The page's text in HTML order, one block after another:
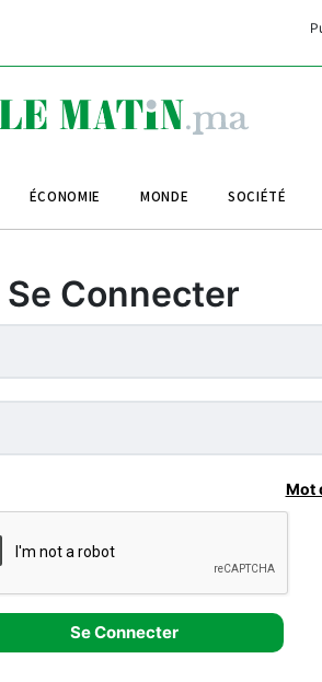
ÉCONOMIE MONDE SOCIÉTÉ
Se Connecter
Mot